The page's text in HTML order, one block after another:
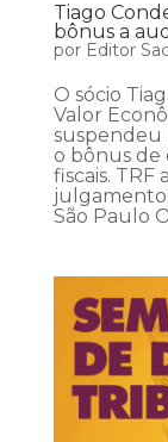
Tiago
bônus a
por Editor
O sócio
Valor
suspendeu
o bônus de
fiscais.
São Paulo